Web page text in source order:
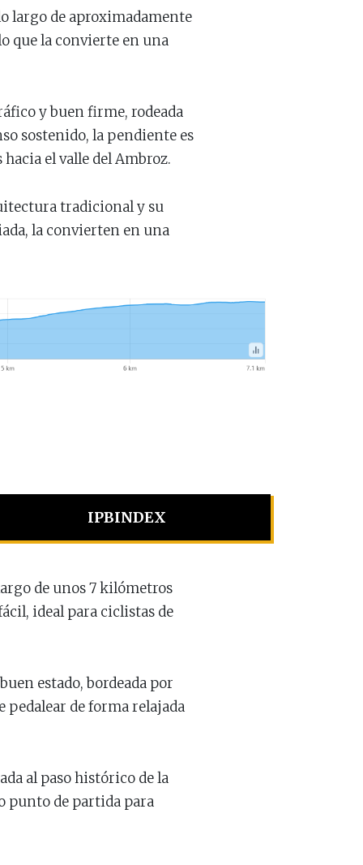
largo de aproximadamente
que la convierte en una
y buen firme, rodeada
sostenido, la pendiente es
el valle del Ambroz.
tradicional y su
la convierten en una
IPBINDEX
de unos 7 kilómetros
ideal para ciclistas de
estado, bordeada por
de forma relajada
al paso histórico de la
punto de partida para